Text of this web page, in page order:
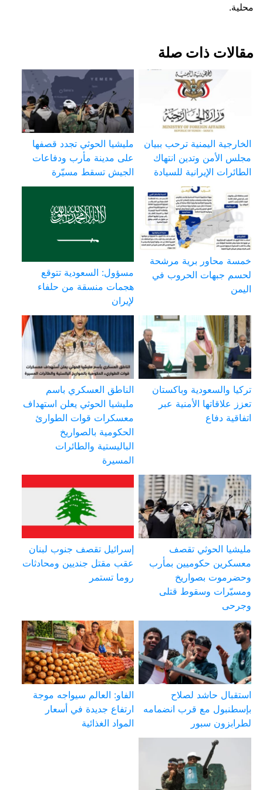
محلية.
مقالات ذات صلة
الخارجية اليمنية ترحب ببيان
مجلس الأمن وتدين انتهاك
الطائرات الإيرانية للسيادة
مليشيا الحوثي تجدد قصفها
على مدينة مأرب ودفاعات
الجيش تسقط مسيّرة
خمسة محاور برية مرشحة
لحسم جبهات الحروب في
اليمن
مسؤول: السعودية تتوقع
هجمات منسقة من حلفاء
لإيران
تركيا والسعودية وباكستان
تعزز علاقاتها الأمنية عبر
اتفاقية دفاع
الناطق العسكري باسم
مليشيا الحوثي يعلن استهداف
معسكرات قوات الطوارئ
الحكومية بالصواريخ
الباليستية والطائرات
المسيرة
مليشيا الحوثي تقصف
معسكرين حكوميين بمأرب
وحضرموت بصواريخ
ومسيّرات وسقوط قتلى
وجرحى
إسرائيل تقصف جنوب لبنان
عقب مقتل جنديين ومحادثات
روما تستمر
استقبال حاشد لصلاح
بإسطنبول مع قرب انضمامه
لطرابزون سبور
الفاو: العالم سيواجه موجة
ارتفاع جديدة في أسعار
المواد الغذائية